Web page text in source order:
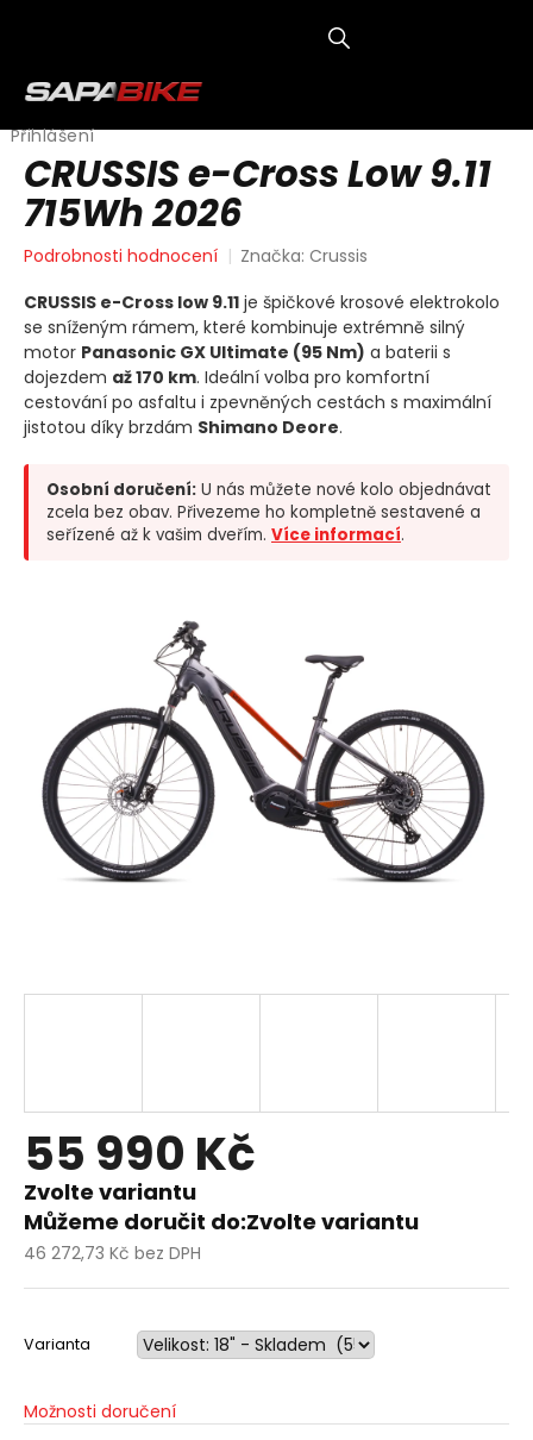
Přihlášení
CRUSSIS e-Cross Low 9.11
715Wh 2026
Průměrné
produktu
je
0,0
z
5
hvězdiček.
Podrobnosti hodnocení Značka:Crussis
CRUSSIS e-Cross low 9.11 je špičkové krosové elektrokolo
se sníženým rámem, které kombinuje extrémně silný
motor Panasonic GX Ultimate (95 Nm) a baterii s
dojezdem až 170 km. Ideální volba pro komfortní
cestování po asfaltu i zpevněných cestách s maximální
jistotou díky brzdám Shimano Deore.
Osobní doručení: U nás můžete nové kolo objednávat
zcela bez obav. Přivezeme ho kompletně sestavené a
seřízené až k vašim dveřím. Více informací.
55 990 Kč
Zvolte variantu
Můžeme doručit do:Zvolte variantu
46 272,73 Kč bez DPH
Měrná
Varianta
Možnosti doručení